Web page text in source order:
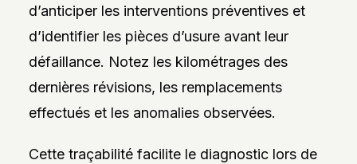
d’anticiper les interventions préventives et
d’identifier les pièces d’usure avant leur
défaillance. Notez les kilométrages des
dernières révisions, les remplacements
effectués et les anomalies observées.
Cette traçabilité facilite le diagnostic lors de